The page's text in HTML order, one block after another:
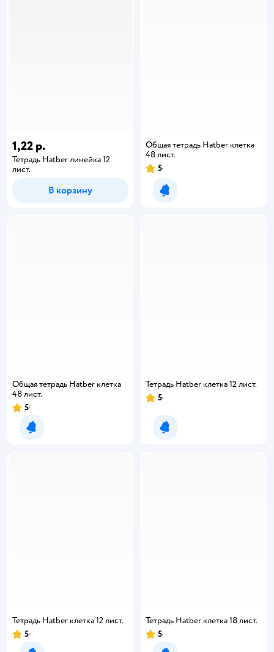
1,22 р.
Тетрадь Hatber линейка 12
лист.
В корзину
Общая тетрадь Hatber клетка
48 лист.
5
Уведомить о появлении
Общая тетрадь Hatber клетка
48 лист.
5
Уведомить о появлении
Тетрадь Hatber клетка 12 лист.
5
Уведомить о появлении
Тетрадь Hatber клетка 12 лист.
5
Тетрадь Hatber клетка 18 лист.
5